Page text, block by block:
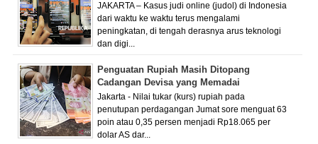
JAKARTA – Kasus judi online (judol) di Indonesia
dari waktu ke waktu terus mengalami
peningkatan, di tengah derasnya arus teknologi
dan digi...
Penguatan Rupiah Masih Ditopang
Cadangan Devisa yang Memadai
Jakarta - Nilai tukar (kurs) rupiah pada
penutupan perdagangan Jumat sore menguat 63
poin atau 0,35 persen menjadi Rp18.065 per
dolar AS dar...